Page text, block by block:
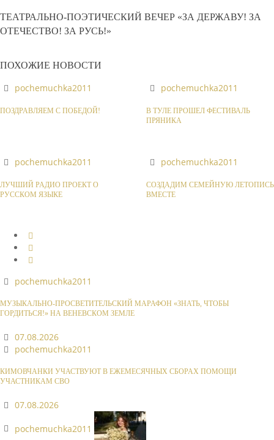
ТЕАТРАЛЬНО-ПОЭТИЧЕСКИЙ ВЕЧЕР «ЗА ДЕРЖАВУ! ЗА
ОТЕЧЕСТВО! ЗА РУСЬ!»
ПОХОЖИЕ НОВОСТИ
pochemuchka2011
ПОЗДРАВЛЯЕМ С ПОБЕДОЙ!
pochemuchka2011
В ТУЛЕ ПРОШЕЛ ФЕСТИВАЛЬ
ПРЯНИКА
pochemuchka2011
ЛУЧШИЙ РАДИО ПРОЕКТ О
РУССКОМ ЯЗЫКЕ
pochemuchka2011
СОЗДАДИМ СЕМЕЙНУЮ ЛЕТОПИСЬ
ВМЕСТЕ
pochemuchka2011
МУЗЫКАЛЬНО-ПРОСВЕТИТЕЛЬСКИЙ МАРАФОН «ЗНАТЬ, ЧТОБЫ
ГОРДИТЬСЯ!» НА ВЕНЕВСКОМ ЗЕМЛЕ
07.08.2026
pochemuchka2011
КИМОВЧАНКИ УЧАСТВУЮТ В ЕЖЕМЕСЯЧНЫХ СБОРАХ ПОМОЩИ
УЧАСТНИКАМ СВО
07.08.2026
pochemuchka2011